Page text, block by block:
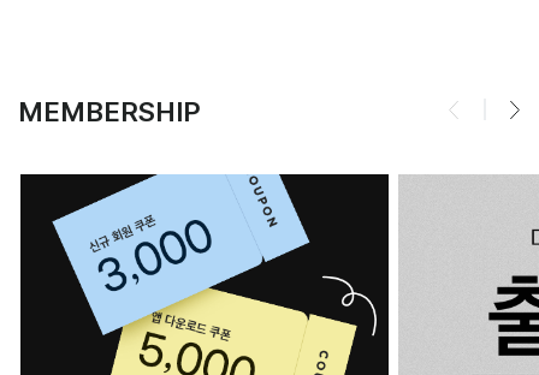
MEMBERSHIP